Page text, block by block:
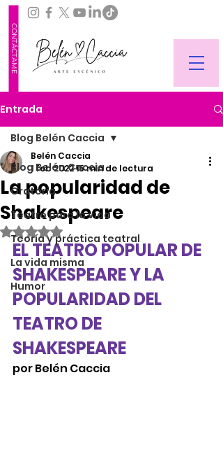
CONTÁCTAME
Entrada
Blog Belén Caccia
Oratoria
Teatro para la vida
Teoría y práctica teatral
La vida misma
Humor
Blog Belén Caccia
La popularidad de
Shakespeare
Belén Caccia
1 feb 202215 min de lectura
Obtuvo NaN de 5 estrellas.
EL TEATRO POPULAR DE
SHAKESPEARE Y LA
POPULARIDAD DEL
TEATRO DE
SHAKESPEARE
por Belén Caccia